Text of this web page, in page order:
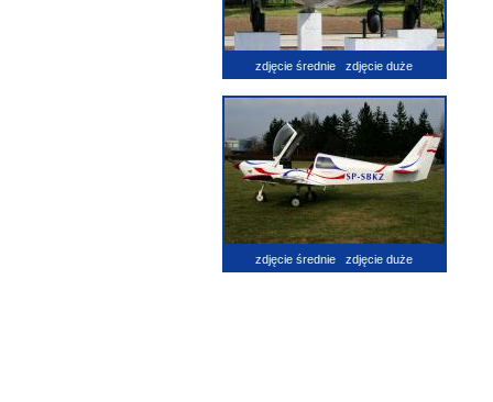
zdjęcie średnie zdjęcie duże
zdjęcie średnie zdjęcie duże